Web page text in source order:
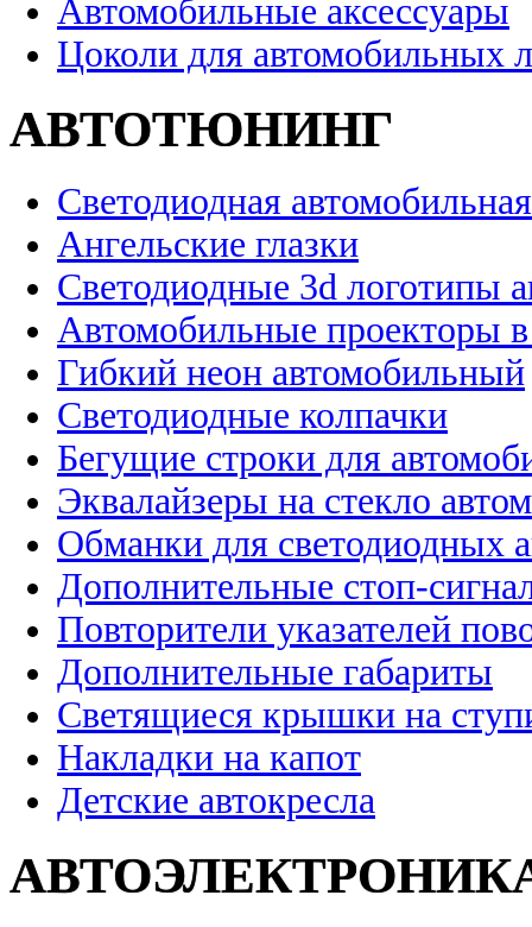
Автомобильные аксессуары
Цоколи для автомобильных
АВТОТЮНИНГ
Светодиодная
Ангельские глазки
Светодиодные 3d логотипы
Автомобильные проекторы
Гибкий неон автомобильный
Светодиодные колпачки
Бегущие строки для
Эквалайзеры на стекло
Обманки для светодиодных
Дополнительные стоп-
Повторители указателей
Дополнительные габариты
Светящиеся крышки на
Накладки на капот
Детские автокресла